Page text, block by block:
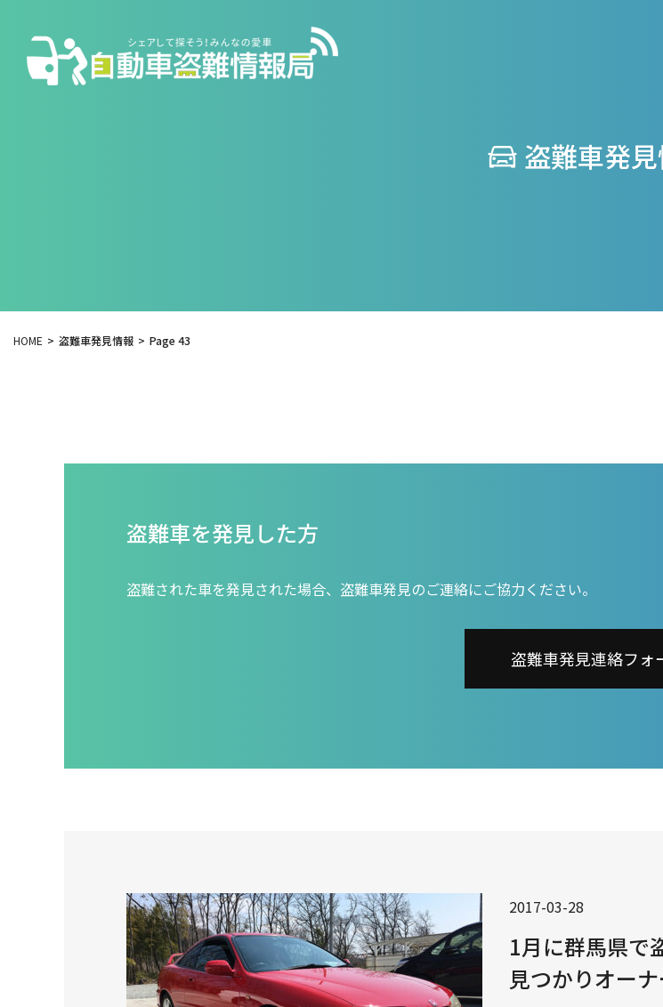
盗難車発
HOME 盗難車発見情報 Page 43
盗難車を発見した方
盗難された車を発見された場合、盗難車発見のご連絡にご協力ください。
盗難車発見連絡フォ
2017-03-28
‪1月に群馬県で
見つかりオー